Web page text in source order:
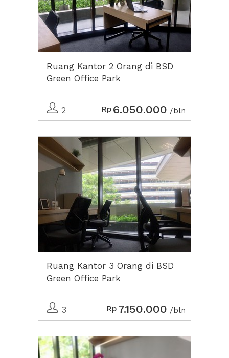
Ruang Kantor 2 Orang di BSD
Green Office Park
2 Rp 6.050.000 /bln
Ruang Kantor 3 Orang di BSD
Green Office Park
3 Rp 7.150.000 /bln